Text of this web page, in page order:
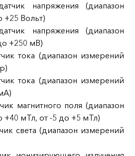
напряжения (диапазон
+25 Вольт)
напряжения (диапазон
+250 мВ)
тока (диапазон измерений
тока (диапазон измерений
магнитного поля (диапазон
+40 мТл, от -5 до +5 мТл)
света (диапазон измерений